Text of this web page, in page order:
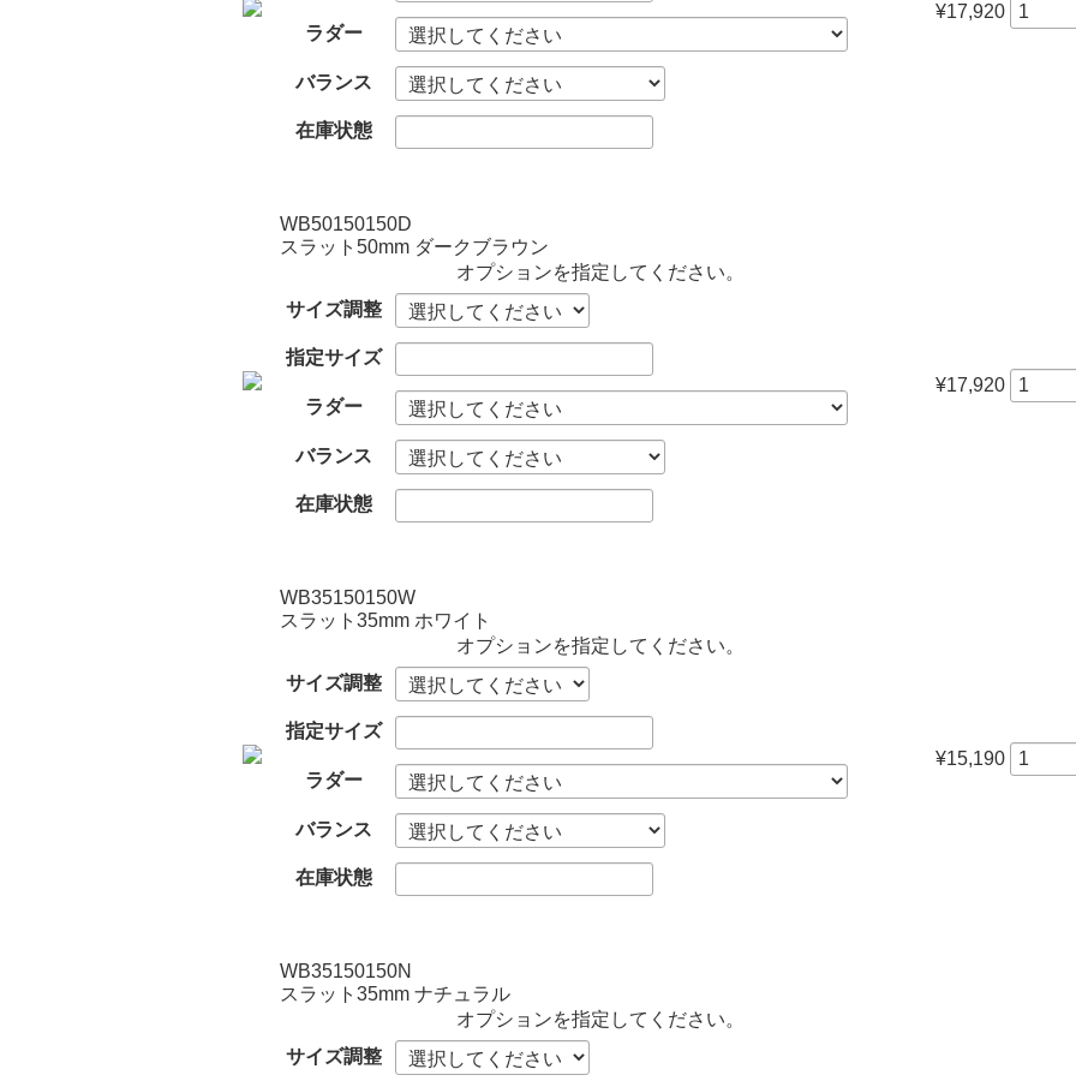
ラダー
バランス
在庫状態
¥17,920
WB50150150D
スラット50mm ダークブラウン
オプションを指定してください。
サイズ調整
指定サイズ
ラダー
バランス
在庫状態
¥17,920
WB35150150W
スラット35mm ホワイト
オプションを指定してください。
サイズ調整
指定サイズ
ラダー
バランス
在庫状態
¥15,190
WB35150150N
スラット35mm ナチュラル
オプションを指定してください。
サイズ調整